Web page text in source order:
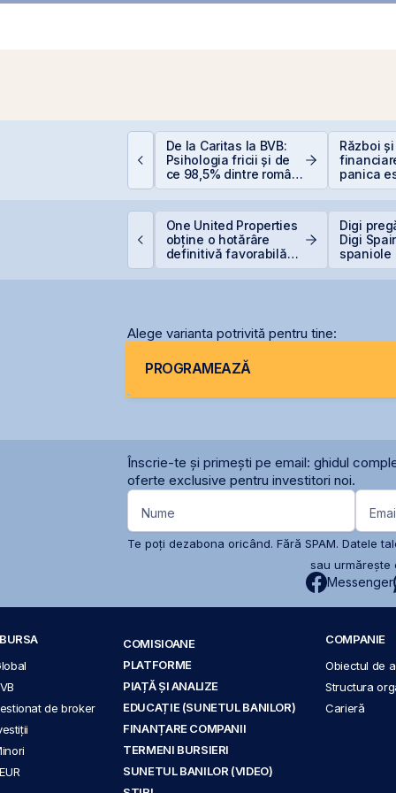
De la Caritas la BVB:
Psihologia fricii și de
ce 98,5% dintre români
evită investițiile la
Război
panica
scump
One United Properties
obține o hotărâre
definitivă favorabilă
Digi
Digi
spaniole
Alege varianta potrivită pentru tine:
PROGRAMEAZĂ
Înscrie-te și primești pe email: ghidul
oferte exclusive pentru investitori noi.
Nume
Te poți dezabona oricând. Fără SPAM. Datele
sau urmărește
Messenger
de broker
COMISIOANE
PLATFORME
PIAȚĂ ȘI ANALIZE
EDUCAȚIE (SUNETUL BANILOR)
FINANȚARE COMPANII
TERMENI BURSIERI
SUNETUL BANILOR (VIDEO)
COMPANIE
Obiectul de
Structura
Carieră